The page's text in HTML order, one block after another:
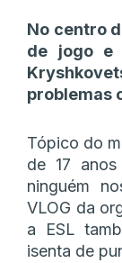
No centro
de jogo e
problemas
Tópico do
de 17
ninguém
VLOG da
a ESL
isenta de